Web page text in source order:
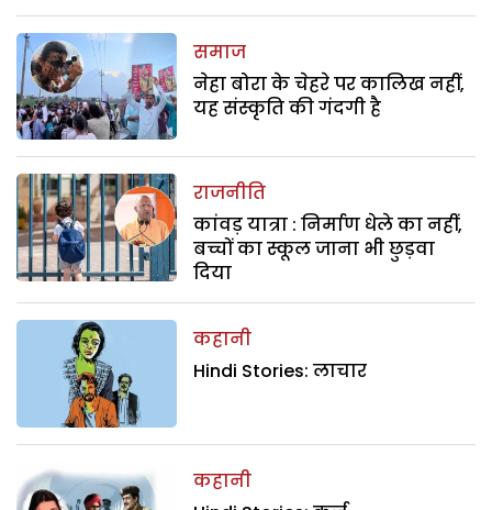
समाज
नेहा बोरा के चेहरे पर कालिख नहीं,
यह संस्कृति की गंदगी है
राजनीति
कांवड़ यात्रा : निर्माण धेले का नहीं,
बच्चों का स्कूल जाना भी छुड़वा
दिया
कहानी
Hindi Stories: लाचार
कहानी